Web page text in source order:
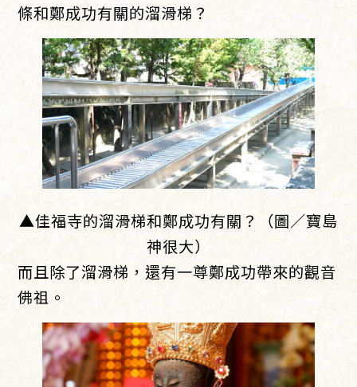
條和鄭成功有關的溜滑梯？
▲佳福寺的溜滑梯和鄭成功有關？（圖／寶島
神很大）
而且除了溜滑梯，還有一尊鄭成功帶來的觀音
佛祖。